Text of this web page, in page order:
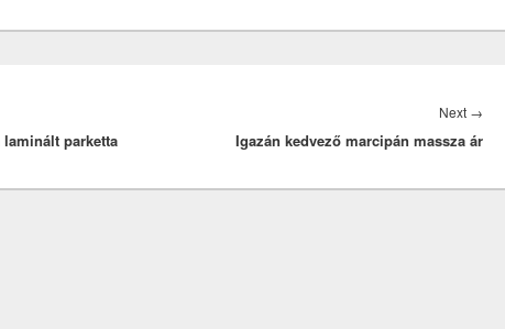
parketta
Next →
post:
Igazán kedvező marcipán massza ár